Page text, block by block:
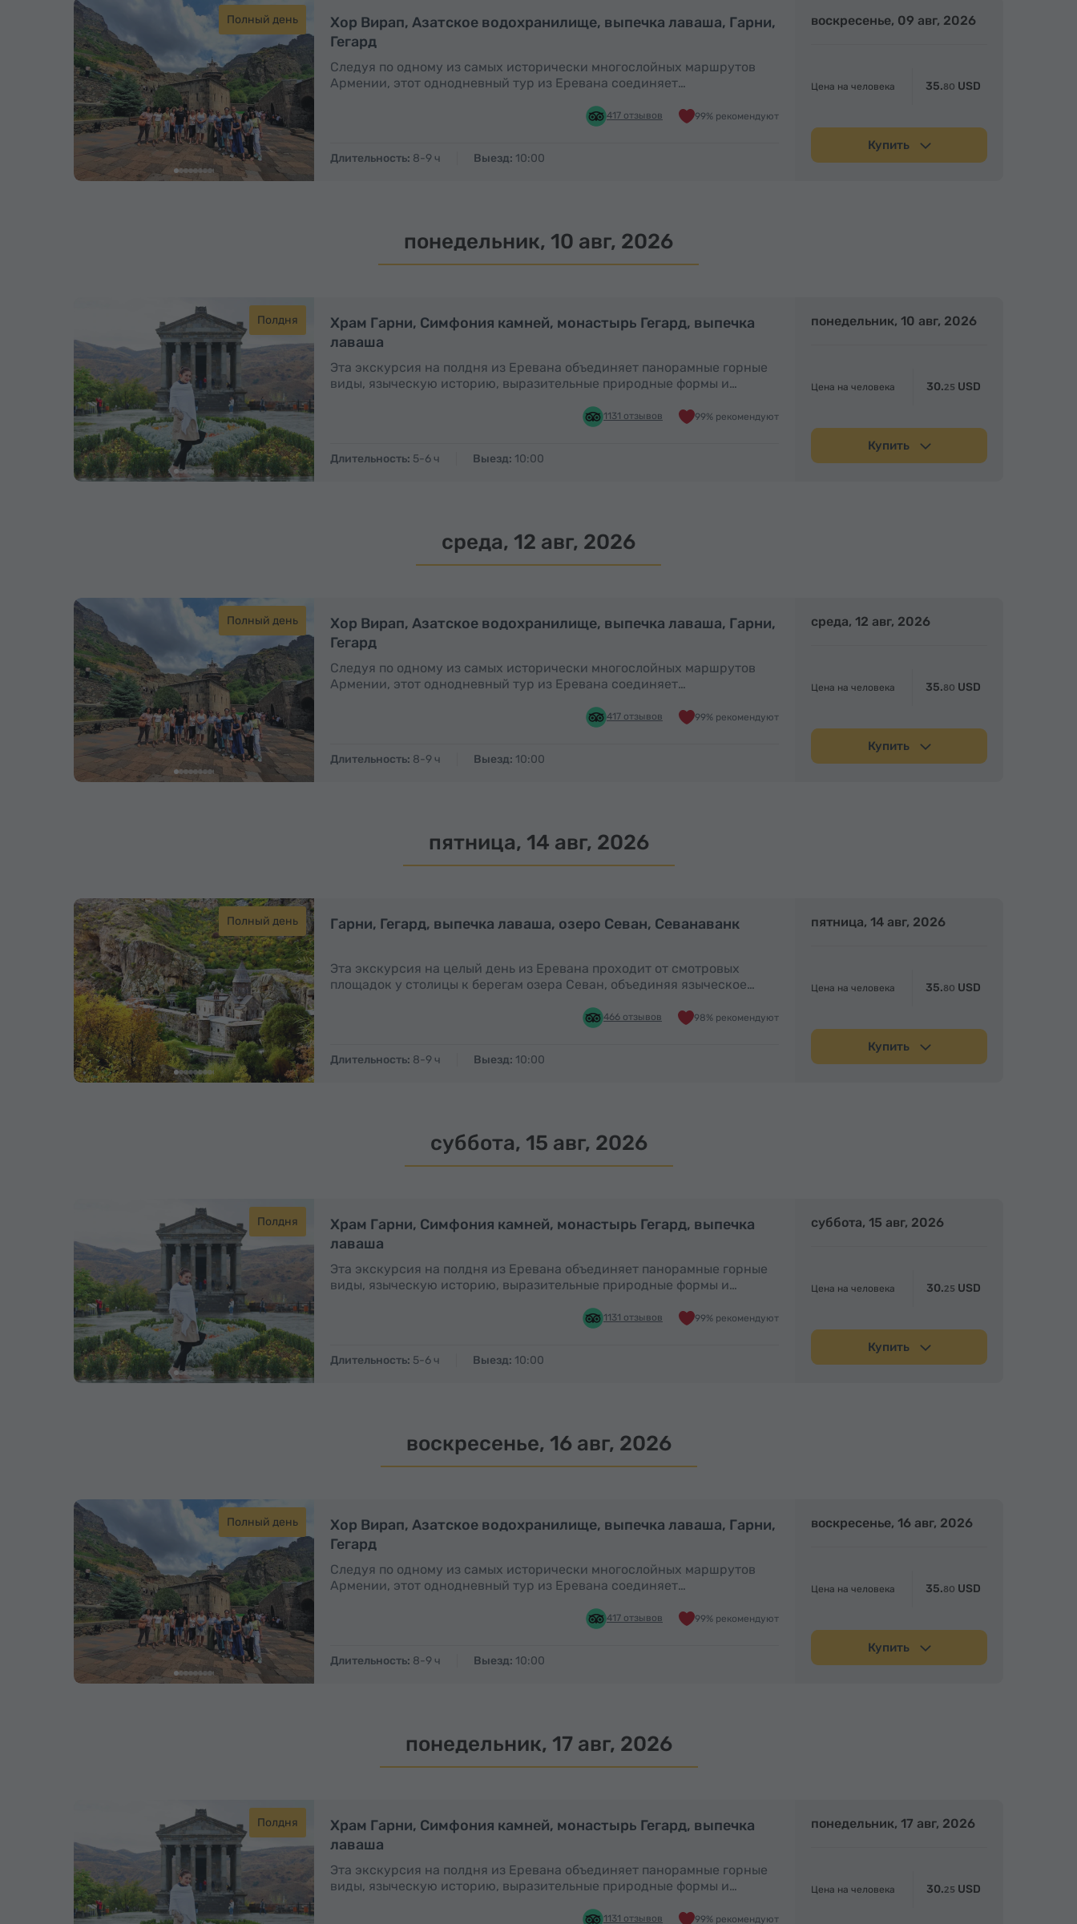
Полный день Полный день Полный день Полный день
Хор Вирап, Азатское водохранилище, выпечка лаваша, Гарни,
Гегард
Следуя по одному из самых исторически многослойных маршрутов
Армении, этот однодневный тур из Еревана соединяет…
417 отзывов 99% рекомендуют
Длительность: 8-9 ч Выезд: 10:00
воскресенье, 09 авг, 2026
Цена на человека 35.80 USD
Купить
понедельник, 10 авг, 2026
Полдня Полдня Полдня
Храм Гарни, Симфония камней, монастырь Гегард, выпечка
лаваша
Эта экскурсия на полдня из Еревана объединяет панорамные горные
виды, языческую историю, выразительные природные формы и…
1131 отзывов 99% рекомендуют
Длительность: 5-6 ч Выезд: 10:00
понедельник, 10 авг, 2026
Цена на человека 30.25 USD
Купить
среда, 12 авг, 2026
Полный день Полный день Полный день
Хор Вирап, Азатское водохранилище, выпечка лаваша, Гарни,
Гегард
Следуя по одному из самых исторически многослойных маршрутов
Армении, этот однодневный тур из Еревана соединяет…
417 отзывов 99% рекомендуют
Длительность: 8-9 ч Выезд: 10:00
среда, 12 авг, 2026
Цена на человека 35.80 USD
Купить
пятница, 14 авг, 2026
Полный день Полный день Полный день
Гарни, Гегард, выпечка лаваша, озеро Севан, Севанаванк
Эта экскурсия на целый день из Еревана проходит от смотровых
площадок у столицы к берегам озера Севан, объединяя языческое…
466 отзывов 98% рекомендуют
Длительность: 8-9 ч Выезд: 10:00
пятница, 14 авг, 2026
Цена на человека 35.80 USD
Купить
суббота, 15 авг, 2026
Полдня Полдня Полдня
Храм Гарни, Симфония камней, монастырь Гегард, выпечка
лаваша
Эта экскурсия на полдня из Еревана объединяет панорамные горные
виды, языческую историю, выразительные природные формы и…
1131 отзывов 99% рекомендуют
Длительность: 5-6 ч Выезд: 10:00
суббота, 15 авг, 2026
Цена на человека 30.25 USD
Купить
воскресенье, 16 авг, 2026
Полный день Полный день Полный день Полный день
Хор Вирап, Азатское водохранилище, выпечка лаваша, Гарни,
Гегард
Следуя по одному из самых исторически многослойных маршрутов
Армении, этот однодневный тур из Еревана соединяет…
417 отзывов 99% рекомендуют
Длительность: 8-9 ч Выезд: 10:00
воскресенье, 16 авг, 2026
Цена на человека 35.80 USD
Купить
понедельник, 17 авг, 2026
Полдня Полдня Полдня
Храм Гарни, Симфония камней, монастырь Гегард, выпечка
лаваша
Эта экскурсия на полдня из Еревана объединяет панорамные горные
виды, языческую историю, выразительные природные формы и…
1131 отзывов 99% рекомендуют
понедельник, 17 авг, 2026
Цена на человека 30.25 USD